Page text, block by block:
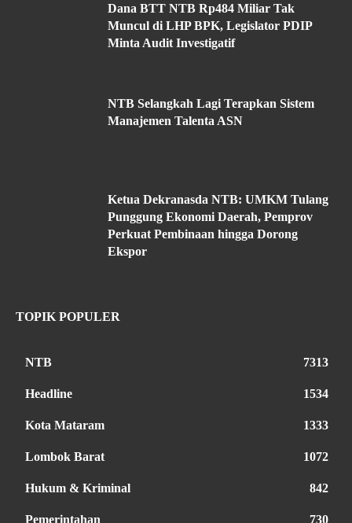
Dana BTT NTB Rp484 Miliar Tak
Muncul di LHP BPK, Legislator PDIP
Minta Audit Investigatif
NTB Selangkah Lagi Terapkan Sistem
Manajemen Talenta ASN
Ketua Dekranasda NTB: UMKM Tulang
Punggung Ekonomi Daerah, Pemprov
Perkuat Pembinaan hingga Dorong
Ekspor
TOPIK POPULER
NTB 7313
Headline 1534
Kota Mataram 1333
Lombok Barat 1072
Hukum & Kriminal 842
Pemerintahan 730